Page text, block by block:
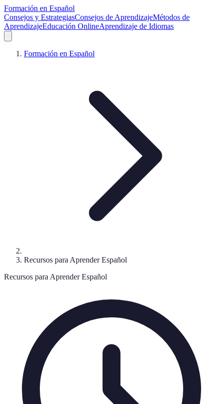
Formación en Español
Consejos y EstrategiasConsejos de AprendizajeMétodos de
AprendizajeEducación OnlineAprendizaje de Idiomas
Formación en Español
Recursos para Aprender Español
Recursos para Aprender Español